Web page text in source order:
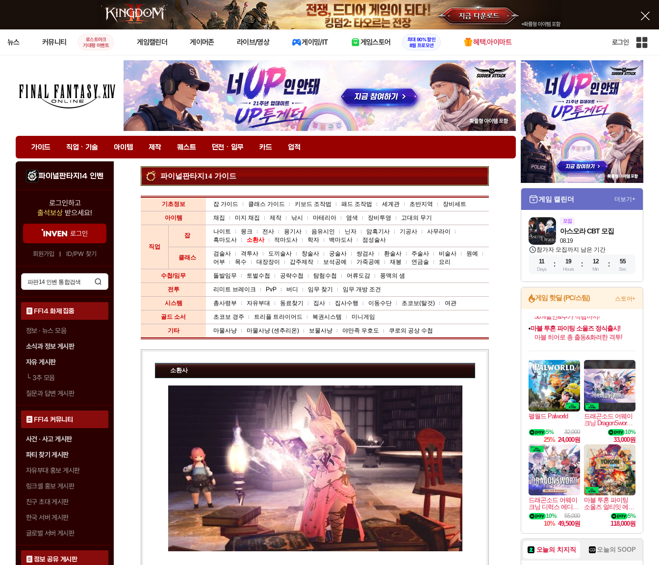
X
뉴스 커뮤니티
로스트아크
기대평 이벤트
게임캘린더 게이머존 라이브/영상 게이밍/IT 게임스토어
최대 90% 할인
8월 프로모션
혜택.아이마트 로그인
인
전
사
이
트
가이드 직업 · 기술 아이템 제작 퀘스트 던전 · 임무 카드 업적
파이널판타지14 인벤
로그인하고
출석보상 받으세요!
로그인
회원가입 ID/PW 찾기
FF14 화제 집중
정보 · 뉴스 모음
소식과 정보 게시판
자유 게시판
└3추 모음
질문과 답변 게시판
FF14 커뮤니티
사건 · 사고 게시판
파티 찾기 게시판
자유부대 홍보 게시판
링크셸 홍보 게시판
친구 초대 게시판
한국 서버 게시판
글로벌 서버 게시판
정보 공유 게시판
파이널판타지14 가이드
기초정보 잡 가이드 클래스 가이드 키보드 조작법 패드 조작법 세계관 초반지역
장비세트
아이템
채집 미지 채집 제작 낚시 마테리아 염색 장비투영 고대의 무기
직업
잡
나이트 몽크 전사 용기사 음유시인 닌자 암흑기사 기공사
사무라이
흑마도사
소환사 적마도사 학자 백마도사 점성술사
클래스
검술사 격투사 도끼술사 창술사 궁술사 쌍검사 환술사 주술사 비술사
원예
어부
목수 대장장이 갑주제작 보석공예 가죽공예 재봉 연금술
요리
수첩/임무
돌발임무 토벌수첩 공략수첩 탐험수첩 어류도감
풍맥의 샘
전투
리미트 브레이크 PvP 버디 임무 찾기
임무 개방 조건
시스템
총사령부 자유부대 동료찾기 집사 집사수행 이동수단 초코보(탈것)
여관
골드 소서
초코보 경주 트리플 트라이어드 복권시스템
미니게임
기타
마물사냥 마물사냥 (센추리온) 보물사냥 야만족 우호도 쿠로의 공상 수첩
소환사
게임 캘린더 더보기+
모집
08.19
아스오라 CBT 모집
참가자 모집까지 남은 기간
11
Days
19
Hours
12
Min
54
Sec
게임 핫딜 (PC/스팀) 스토어+
최대 90% 할인가를 만나보세요!
네이버혜택과 함께 만나보세요!
50%할인&추가 적립까지!
마블 투혼 파이팅 소울즈 정식출시!
마블 히어로 총 출동&화려한 격투!
네이버 포인트 혜택까지!
이니&베니 혜택까지!
네이버 혜택가와 함께 예약하세요!
할인&네이버혜택으로 만나보세요!
네이버페이 혜택과 만나보세요!
40주년 프로모션으로 만나보세요!
할인가에 만나보세요!
일부 에디션 상시 할인!
혜택으로 예약 판매 중
편안하게 충전하세요
팰월드 Palworld
32,000
5%
25% 24,000원
드래곤소드 어웨이
크닝 DragonSword A
10%
33,000원
드래곤소드 어웨이
크닝 디럭스 에디션
DragonSword Awake
ning Deluxe Edition
55,000
10%
10% 49,500원
마블 투혼 파이팅
소울즈 얼티밋 에디
션 MARVEL Tokon
Fighting Souls Ultima
5%
118,000원
오늘의 치지직 오늘의 SOOP